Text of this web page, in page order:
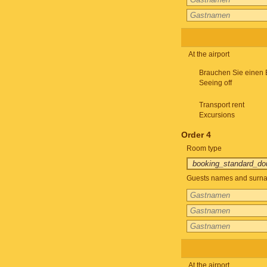
At the airport
Brauchen Sie einen
Seeing off
Transport rent
Excursions
Order 4
Room type
Guests names and
At the airport